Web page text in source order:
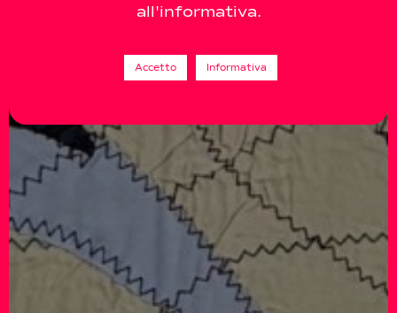
all'informativa.
Accetto Informativa